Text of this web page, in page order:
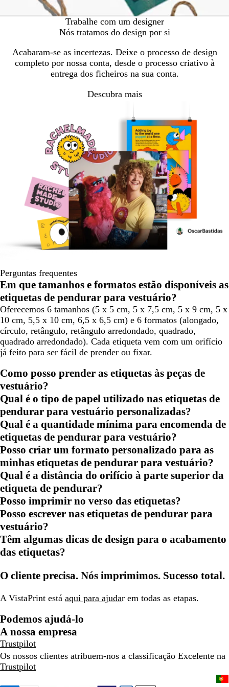
Trabalhe com um designer
Nós tratamos do design por si
Acabaram-se as incertezas. Deixe o processo de design
completo por nossa conta, desde o processo criativo à
entrega dos ficheiros na sua conta.
Descubra mais
Perguntas frequentes
Em que tamanhos e formatos estão disponíveis as
etiquetas de pendurar para vestuário?
Oferecemos 6 tamanhos (5 x 5 cm, 5 x 7,5 cm, 5 x 9 cm, 5 x
10 cm, 5,5 x 10 cm, 6,5 x 6,5 cm) e 6 formatos (alongado,
círculo, retângulo, retângulo arredondado, quadrado,
quadrado arredondado). Cada etiqueta vem com um orifício
já feito para ser fácil de prender ou fixar.
Como posso prender as etiquetas às peças de
vestuário?
Qual é o tipo de papel utilizado nas etiquetas de
pendurar para vestuário personalizadas?
Qual é a quantidade mínima para encomenda de
etiquetas de pendurar para vestuário?
Posso criar um formato personalizado para as
minhas etiquetas de pendurar para vestuário?
Qual é a distância do orifício à parte superior da
etiqueta de pendurar?
Posso imprimir no verso das etiquetas?
Posso escrever nas etiquetas de pendurar para
vestuário?
Têm algumas dicas de design para o acabamento
das etiquetas?
O cliente precisa. Nós imprimimos. Sucesso total.
A VistaPrint está aqui para ajudar em todas as etapas.
Podemos ajudá-lo
A nossa empresa
Trustpilot
Os nossos clientes atribuem-nos a classificação Excelente na
Trustpilot